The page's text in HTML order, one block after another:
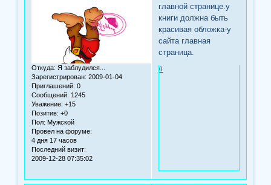
Откуда: Я заблудился...
Зарегистрирован: 2009-01-04
Приглашений: 0
Сообщений: 1245
Уважение: +15
Позитив: +0
Пол: Мужской
Провел на форуме:
4 дня 17 часов
Последний визит:
2009-12-28 07:35:02
главной странице.у
книги должна быть
красивая обложка-у
сайта главная
страница.
0